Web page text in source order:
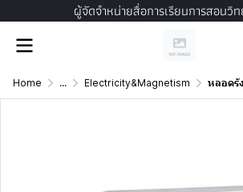
ผู้จัดจำหน่ายสื่อการเรียนการสอนวิ
Home ... Electricity&Magnetism หลอดรั